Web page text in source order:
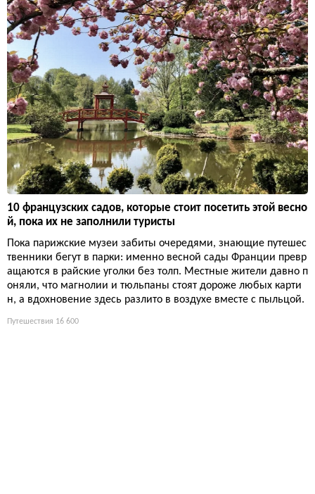
10 французских садов, которые стоит посетить этой весно
й, пока их не заполнили туристы
Пока парижские музеи забиты очередями, знающие путешес
твенники бегут в парки: именно весной сады Франции превр
ащаются в райские уголки без толп. Местные жители давно п
оняли, что магнолии и тюльпаны стоят дороже любых карти
н, а вдохновение здесь разлито в воздухе вместе с пыльцой.
Путешествия 16 600